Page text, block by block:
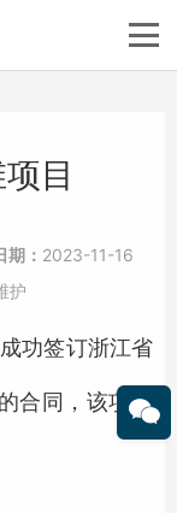
目
期： 2023-11-16
护
功签订浙江省
合同，该项目